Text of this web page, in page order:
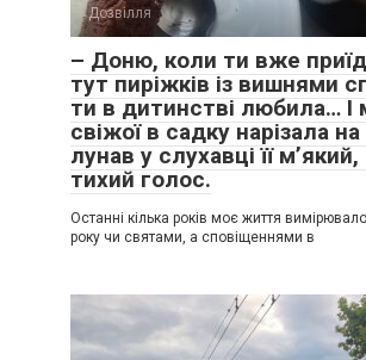
Дозвілля
– Доню, коли ти вже
тут пиріжків із вишнями
ти в дитинстві любила… І
свіжої в садку нарізала
лунав у слухавці її
тихий голос.
Останні кілька років моє життя
року чи святами, а сповіщеннями в